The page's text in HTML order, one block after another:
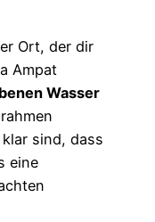
Ort, der dir
Ampat
Wasser
sind, dass
eine